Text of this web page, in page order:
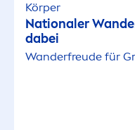
Körper
Nationaler
dabei
Wanderfreude für